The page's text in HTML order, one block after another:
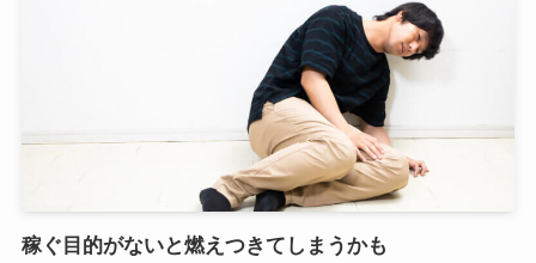
稼ぐ目的がないと燃えつきてしまうかも